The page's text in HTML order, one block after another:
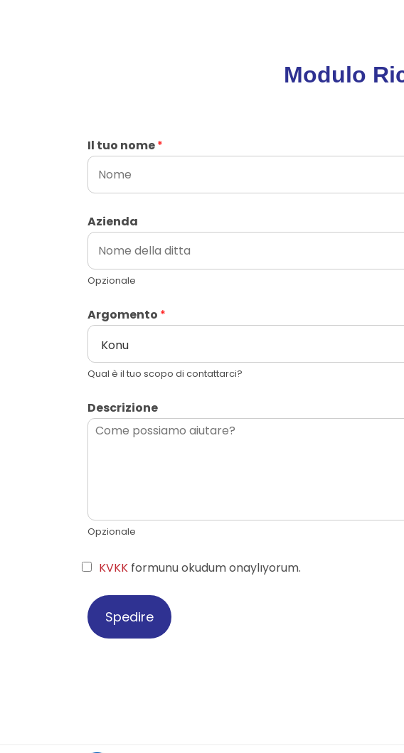
Modulo
Il tuo nome*
Azienda
Opzionale
Argomento *
Qual è il tuo scopo di contattarci?
Descrizione
Opzionale
KVKK formunu okudum onaylıyorum.
Spedire